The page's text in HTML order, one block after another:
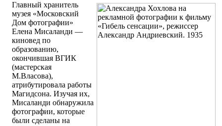
Главный хранитель
музея «Московский
Дом фотографии»
Елена Мисаланди —
киновед по
образованию,
окончившая ВГИК
(мастерская
М.Власова),
атрибутировала работы
Магидсона. Изучая их,
Мисаланди обнаружила
фотографии, которые
были сделаны на